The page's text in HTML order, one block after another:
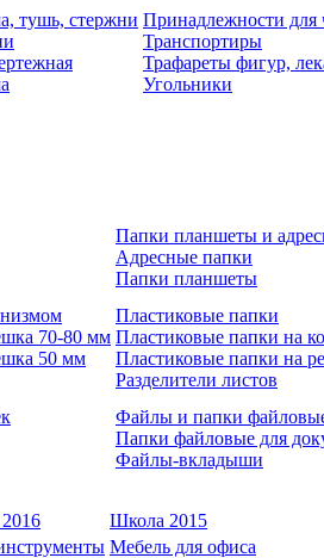
тушь, стержни Принадлежности для
Транспортиры
Трафареты фигур,
Угольники
Папки планшеты и
Адресные папки
Папки планшеты
70-80 мм
50 мм
Пластиковые папки
Пластиковые папки на
Пластиковые папки на
Разделители листов
Файлы и папки
Папки файловые для
Файлы-вкладыши
Школа 2015
Мебель для офиса